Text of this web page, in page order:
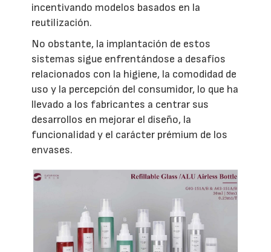
incentivando modelos basados en la
reutilización.
No obstante, la implantación de estos
sistemas sigue enfrentándose a desafíos
relacionados con la higiene, la comodidad de
uso y la percepción del consumidor, lo que ha
llevado a los fabricantes a centrar sus
desarrollos en mejorar el diseño, la
funcionalidad y el carácter prémium de los
envases.